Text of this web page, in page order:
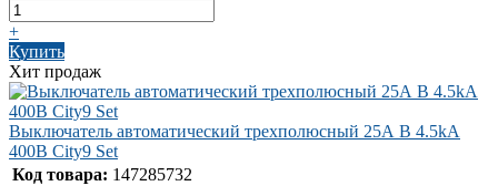
+
Купить
Хит продаж
Выключатель автоматический трехполюсный 25А B 4.5kA
400В City9 Set
Код товара: 147285732